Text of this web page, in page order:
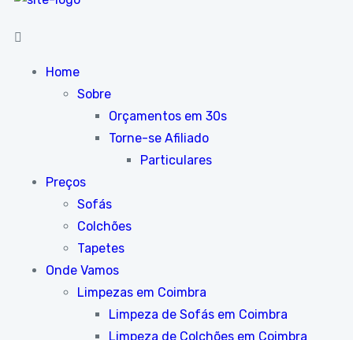
Home
Sobre
Orçamentos em 30s
Torne-se Afiliado
Particulares
Preços
Sofás
Colchões
Tapetes
Onde Vamos
Limpezas em Coimbra
Limpeza de Sofás em Coimbra
Limpeza de Colchões em Coimbra